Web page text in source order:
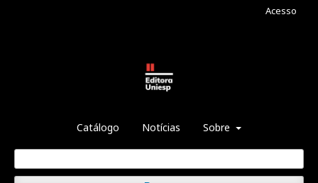
Catálogo Notícias Sobre
Acesso